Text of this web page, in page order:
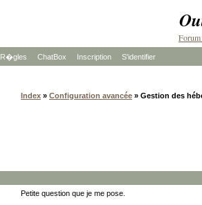
Forum
R�gles ChatBox Inscription S'identifier
Index » Configuration avancée » Gestion des
Petite question que je me pose.